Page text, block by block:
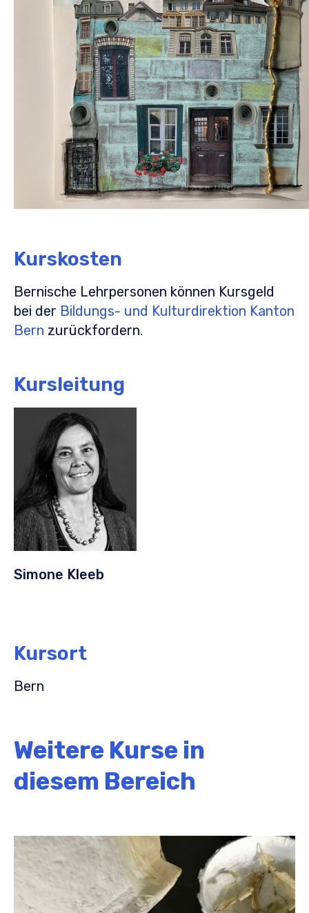
Kurskosten
Bernische Lehrpersonen können Kursgeld
bei der Bildungs- und Kulturdirektion Kanton
Bern zurückfordern.
Kursleitung
Simone Kleeb
Kursort
Bern
Weitere Kurse in
diesem Bereich